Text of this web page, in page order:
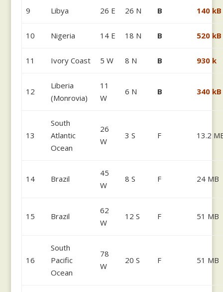
9 Libya 26 E 26 N B 140 kB
10 Nigeria 14 E 18 N B 520 kB
11 Ivory Coast 5 W 8 N B 930 k
12
Liberia
(Monrovia)
11
W
6 N B 340 kB
13
South
Atlantic
Ocean
26
W
3 S F 13.2
14 Brazil
45
W
8 S F 24 MB
15 Brazil
62
W
12 S F 51 MB
16
South
Pacific
Ocean
78
W
20 S F 51 MB